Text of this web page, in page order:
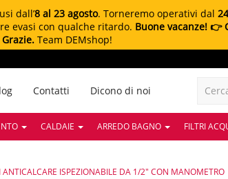
dall’8 al 23 agosto. Torneremo operativi dal
evasi con qualche ritardo. Buone vacanze! 👉
Grazie. Team DEMshop!
Contatti Dicono di noi
CALDAIE ARREDO BAGNO FILTRI
ISPEZIONABILE DA 1/2" CON MANOMETRO